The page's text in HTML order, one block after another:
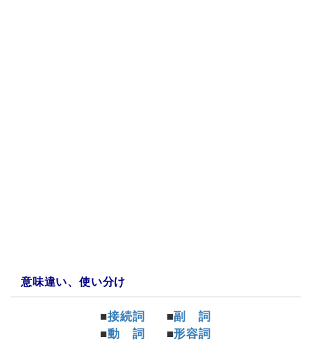
意味違い、使い分け
■接続詞 ■副 詞
■動 詞 ■形容詞